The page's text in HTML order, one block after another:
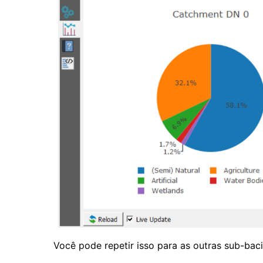
Você pode repetir isso para as outras sub-